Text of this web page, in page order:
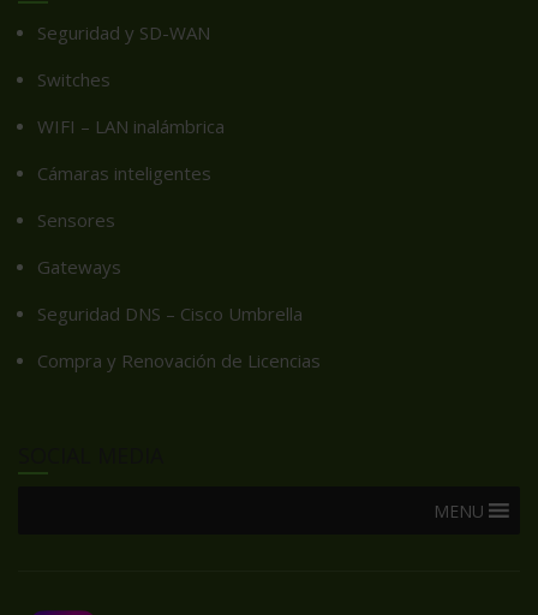
Seguridad y SD-WAN
Switches
WIFI – LAN inalámbrica
Cámaras inteligentes
Sensores
Gateways
Seguridad DNS – Cisco Umbrella
Compra y Renovación de Licencias
MENU